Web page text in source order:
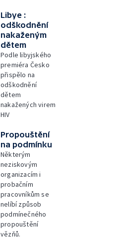
Libye :
odškodnění
nakaženým
dětem
Podle libyjského
premiéra Česko
přispělo na
odškodnění
dětem
nakažených virem
HIV
Propouštění
na podmínku
Některým
neziskovým
organizacím i
probačním
pracovníkům se
nelíbí způsob
podmínečného
propouštění
vězňů.